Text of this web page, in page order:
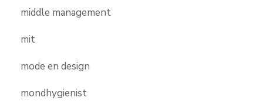
middle management
mit
mode en design
mondhygienist